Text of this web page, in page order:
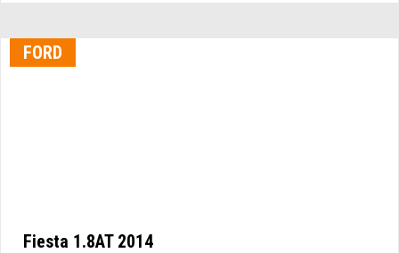
FORD
Fiesta 1.8AT 2014